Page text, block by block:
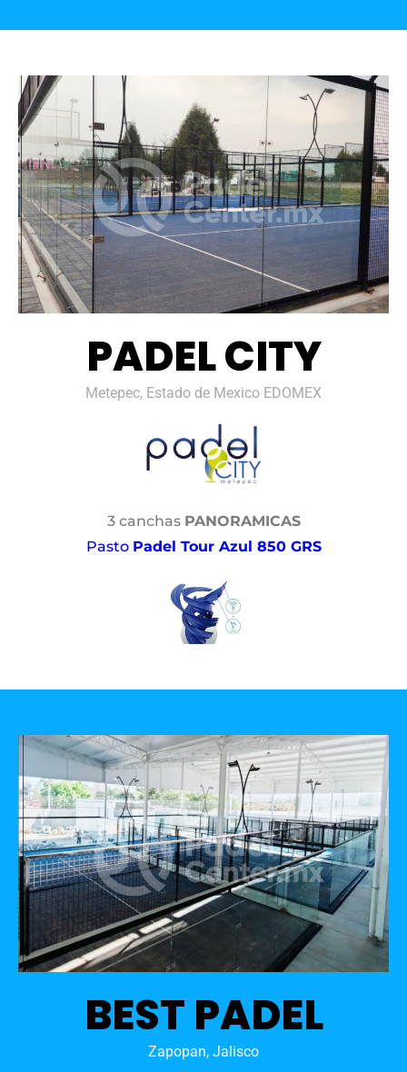
PADEL CITY
Metepec, Estado de Mexico EDOMEX
3 canchas PANORAMICAS
Pasto Padel Tour Azul 850 GRS
BEST PADEL
Zapopan, Jalisco